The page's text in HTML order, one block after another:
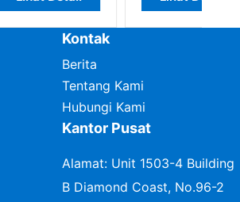
Kontak
Berita
Tentang Kami
Hubungi Kami
Kantor Pusat
Alamat: Unit 1503-4 Building
B Diamond Coast, No.96-2